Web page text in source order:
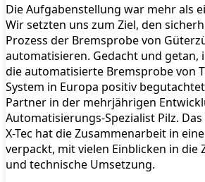
Die Aufgabenstellung war mehr als
Wir setzten uns zum Ziel, den
Prozess der Bremsprobe von
automatisieren. Gedacht und getan,
die automatisierte Bremsprobe von
System in Europa positiv
Partner in der mehrjährigen
Automatisierungs-Spezialist Pilz.
X-Tec hat die Zusammenarbeit in
verpackt, mit vielen Einblicken in die
und technische Umsetzung.